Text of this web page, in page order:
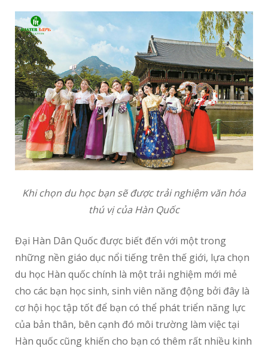
Khi chọn du học bạn sẽ được trải nghiệm văn hóa
thú vị của Hàn Quốc
Đại Hàn Dân Quốc được biết đến với một trong
những nền giáo dục nổi tiếng trên thế giới, lựa chọn
du học Hàn quốc chính là một trải nghiệm mới mẻ
cho các bạn học sinh, sinh viên năng động bởi đây là
cơ hội học tập tốt để bạn có thể phát triển năng lực
của bản thân, bên cạnh đó môi trường làm việc tại
Hàn quốc cũng khiến cho bạn có thêm rất nhiều kinh